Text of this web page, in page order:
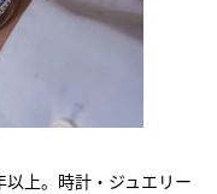
上。時計・ジュエリー